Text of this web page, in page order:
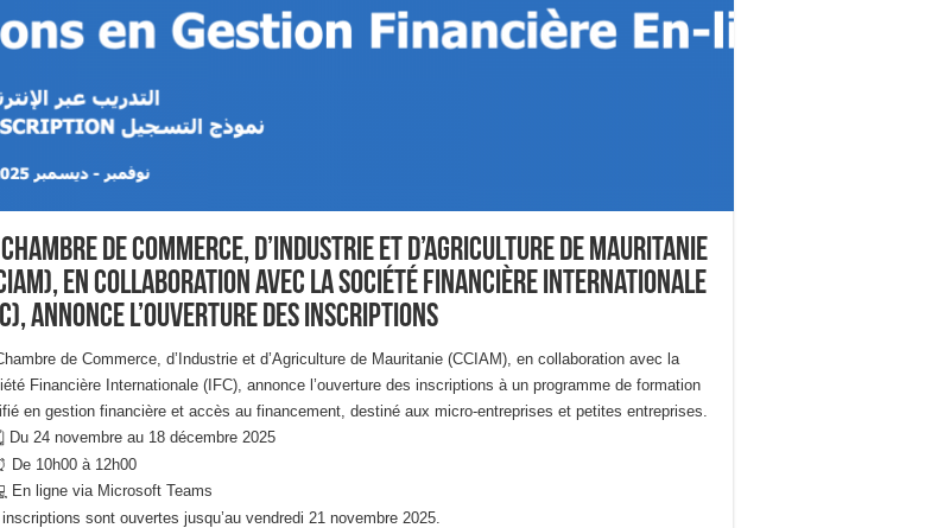
Chambre de Commerce, d’Industrie et d’Agriculture de Mauritanie
en collaboration avec la Société Financière Internationale
annonce l’ouverture des inscriptions
de Commerce, d’Industrie et d’Agriculture de Mauritanie (CCIAM), en collaboration avec la
Financière Internationale (IFC), annonce l’ouverture des inscriptions à un programme de formation
en gestion financière et accès au financement, destiné aux micro-entreprises et petites entreprises.
Du 24 novembre au 18 décembre 2025
De 10h00 à 12h00
En ligne via Microsoft Teams
sont ouvertes jusqu’au vendredi 21 novembre 2025.